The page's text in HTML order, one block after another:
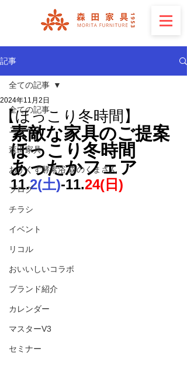
記事
全ての記事
ニュース
森田家具
おがくず酵素浴 森のくまさん
ブログ
チラシ
イベント
リコル
おいいしいコラボ
ブランド紹介
カレンダー
マスターV3
セミナー
全ての記事
【ほっこり冬時間】
2024年11月2日
素敵な家具のご提案
ほっこり冬時間
あったかフェア
11.2(土)-11.24(日)